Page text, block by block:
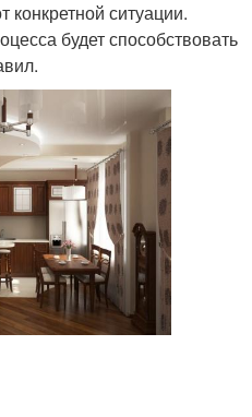
конкретной ситуации.
будет способствовать